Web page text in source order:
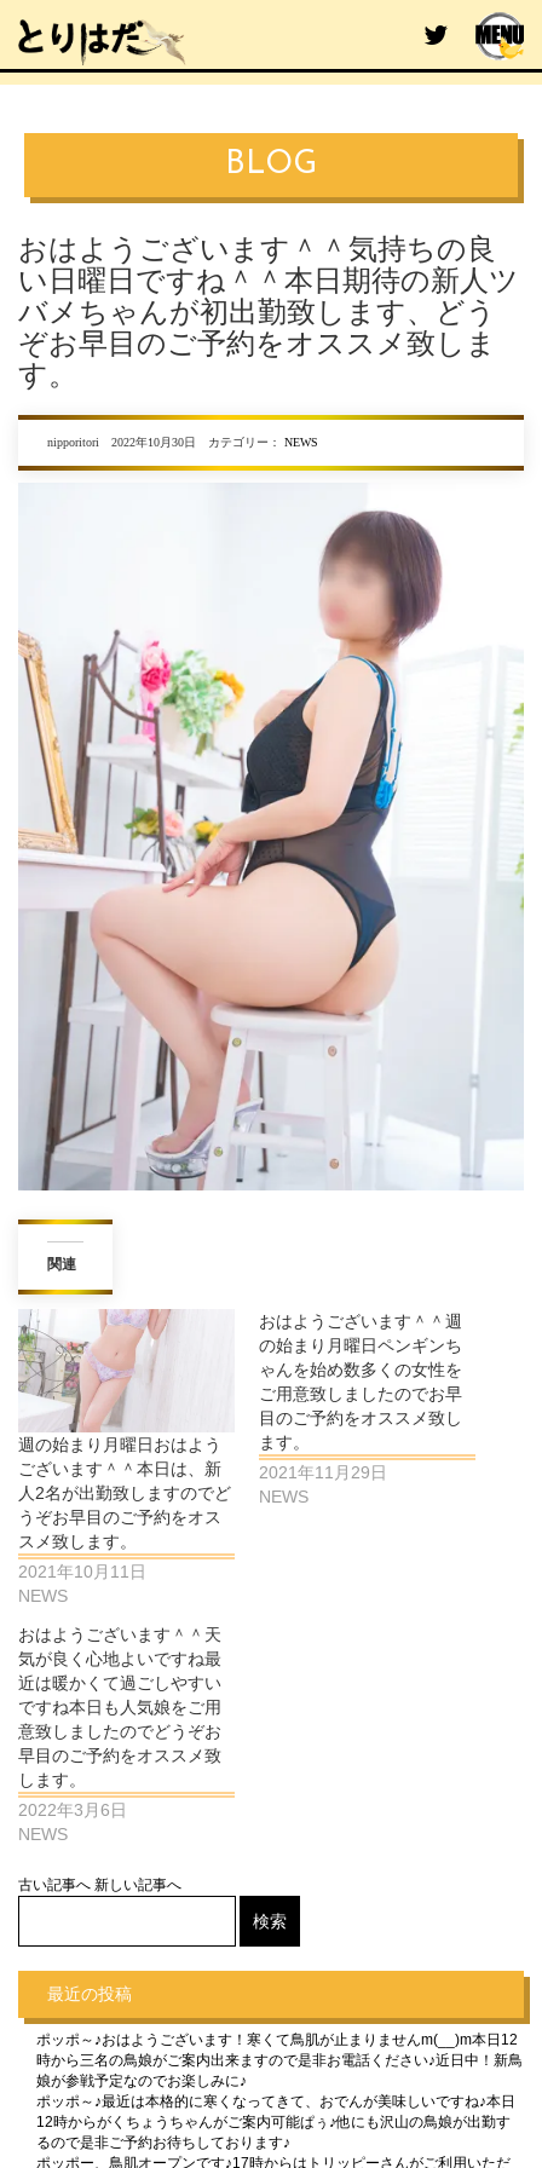
BLOG
おはようございます＾＾気持ちの良
い日曜日ですね＾＾本日期待の新人ツ
バメちゃんが初出勤致します、どう
ぞお早目のご予約をオススメ致しま
す。
nipporitori 2022年10月30日 カテゴリー： NEWS
関連
週の始まり月曜日おはよう
ございます＾＾本日は、新
人2名が出勤致しますのでど
うぞお早目のご予約をオス
スメ致します。
2021年10月11日
NEWS
おはようございます＾＾週
の始まり月曜日ペンギンち
ゃんを始め数多くの女性を
ご用意致しましたのでお早
目のご予約をオススメ致し
ます。
2021年11月29日
NEWS
おはようございます＾＾天
気が良く心地よいですね最
近は暖かくて過ごしやすい
ですね本日も人気娘をご用
意致しましたのでどうぞお
早目のご予約をオススメ致
します。
2022年3月6日
NEWS
古い記事へ 新しい記事へ
最近の投稿
ポッポ～♪おはようございます！寒くて鳥肌が止まりませんm(__)m本日12
時から三名の鳥娘がご案内出来ますので是非お電話ください♪近日中！新鳥
娘が参戦予定なのでお楽しみに♪
ポッポ～♪最近は本格的に寒くなってきて、おでんが美味しいですね♪本日
12時からがくちょうちゃんがご案内可能ぱぅ♪他にも沢山の鳥娘が出勤す
るので是非ご予約お待ちしております♪
ポッポー、鳥肌オープンです♪17時からはトリッピーさんがご利用いただ